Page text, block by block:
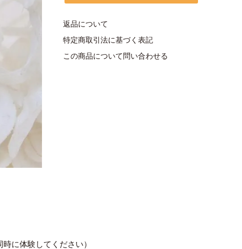
返品について
特定商取引法に基づく表記
この商品について問い合わせる
に体験してください）